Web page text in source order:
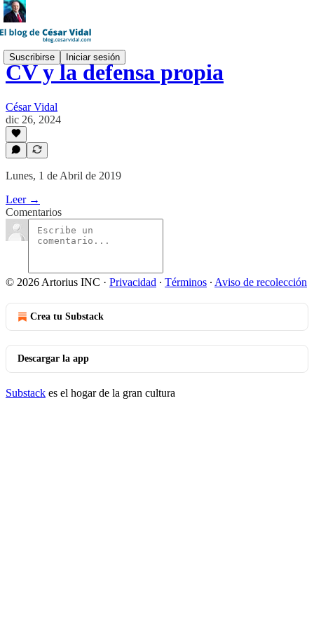
Suscribirse Iniciar sesión
CV y la defensa propia
César Vidal
dic 26, 2024
Lunes, 1 de Abril de 2019
Leer →
Comentarios
© 2026 Artorius INC · Privacidad ∙ Términos ∙ Aviso de recolección
Crea tu Substack
Descargar la app
Substack es el hogar de la gran cultura